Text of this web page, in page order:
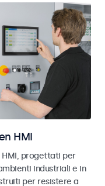
HMI
HMI, progettati per
industriali e in
per resistere a